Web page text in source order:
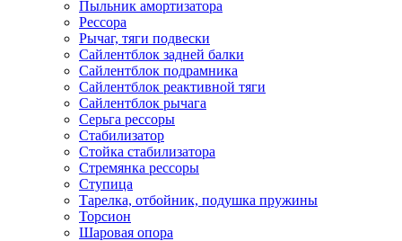
Пыльник амортизатора
Рессора
Рычаг, тяги подвески
Сайлентблок задней балки
Сайлентблок подрамника
Сайлентблок реактивной тяги
Сайлентблок рычага
Серьга рессоры
Стабилизатор
Стойка стабилизатора
Стремянка рессоры
Ступица
Тарелка, отбойник, подушка пружины
Торсион
Шаровая опора